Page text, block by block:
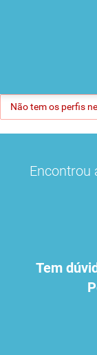
Não tem os perfis
Encontrou
Tem